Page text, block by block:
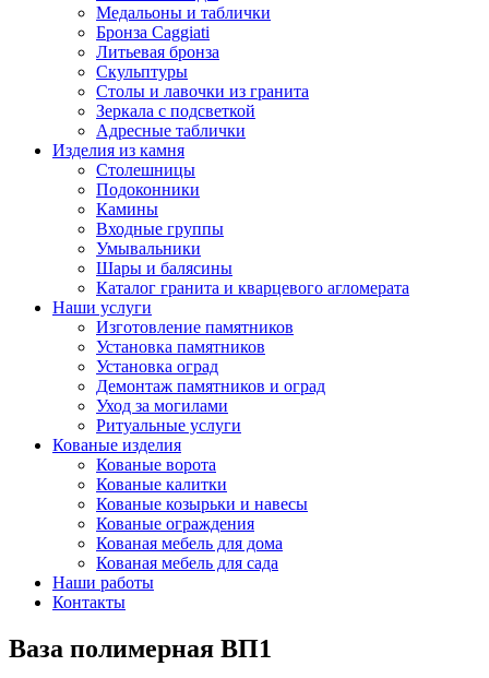
Медальоны и таблички
Бронза Caggiati
Литьевая бронза
Скульптуры
Столы и лавочки из гранита
Зеркала с подсветкой
Адресные таблички
Изделия из камня
Столешницы
Подоконники
Камины
Входные группы
Умывальники
Шары и балясины
Каталог гранита и кварцевого агломерата
Наши услуги
Изготовление памятников
Установка памятников
Установка оград
Демонтаж памятников и оград
Уход за могилами
Ритуальные услуги
Кованые изделия
Кованые ворота
Кованые калитки
Кованые козырьки и навесы
Кованые ограждения
Кованая мебель для дома
Кованая мебель для сада
Наши работы
Контакты
Ваза полимерная ВП1